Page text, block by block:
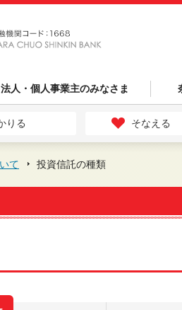
法人・個人事業主のみなさま
りる そなえる
て 投資信託の種類